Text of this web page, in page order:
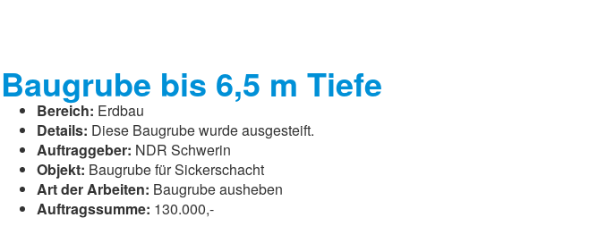
Baugrube bis 6,5 m Tiefe
Bereich: Erdbau
Details: Diese Baugrube wurde ausgesteift.
Auftraggeber: NDR Schwerin
Objekt: Baugrube für Sickerschacht
Art der Arbeiten: Baugrube ausheben
Auftragssumme: 130.000,-